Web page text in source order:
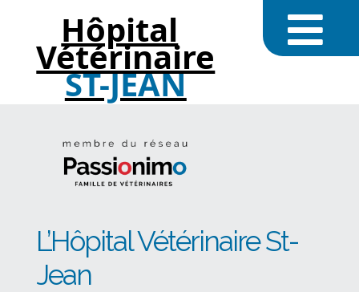
Hôpital
Vétérinaire
ST-JEAN
L’Hôpital Vétérinaire St-
Jean